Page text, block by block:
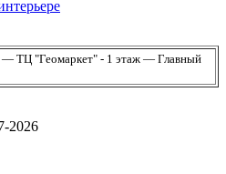
— ТЦ "Геомаркет" - 1 этаж — Главный
2026